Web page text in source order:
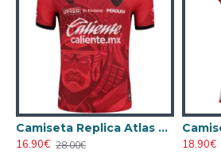
Camiseta Replica Atlas FC Alternativo 2024/25
16.90€ 28.00€
18.90€